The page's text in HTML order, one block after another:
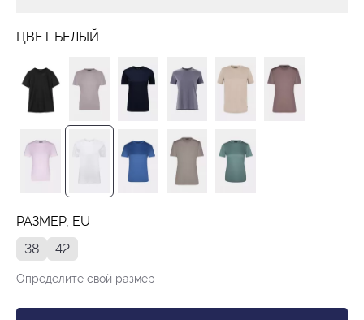
ЦВЕТ БЕЛЫЙ
РАЗМЕР, EU
38
42
Определите свой размер